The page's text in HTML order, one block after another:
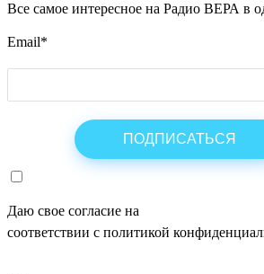
Все самое интересное на Радио ВЕРА в
Email*
Даю свое согласие на
соответствии с политикой